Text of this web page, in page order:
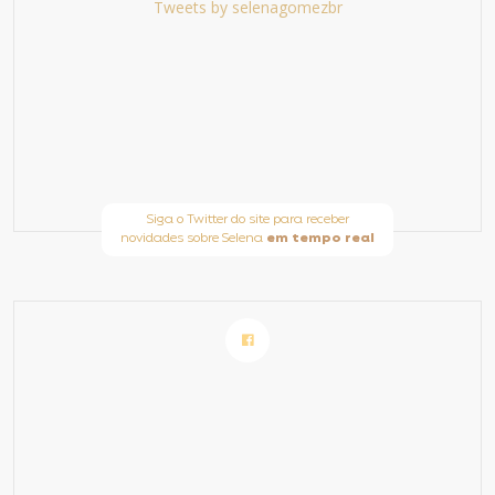
Tweets by selenagomezbr
Siga o Twitter do site para receber
novidades sobre Selena em tempo real